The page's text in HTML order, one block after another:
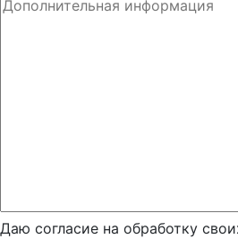
Даю согласие на обработку